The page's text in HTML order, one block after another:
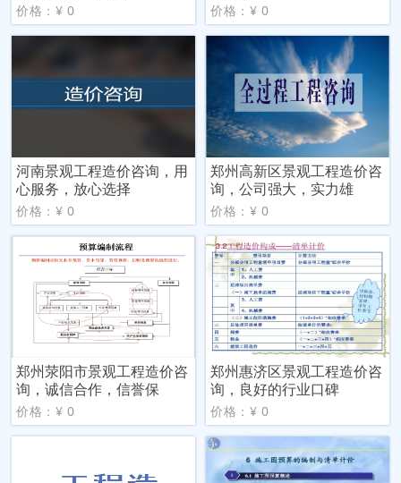
价格：¥ 0 价格：¥ 0
河南景观工程造价咨询，用
心服务，放心选择
价格：¥ 0
郑州高新区景观工程造价咨
询，公司强大，实力雄
价格：¥ 0
郑州荥阳市景观工程造价咨
询，诚信合作，信誉保
价格：¥ 0
郑州惠济区景观工程造价咨
询，良好的行业口碑
价格：¥ 0